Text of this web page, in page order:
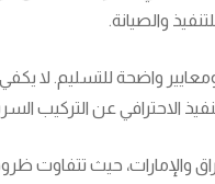
والصيانة.
ومعايير واضحة للتسليم.
الاحترافي عن التركيب
والإمارات، حيث تتفاوت